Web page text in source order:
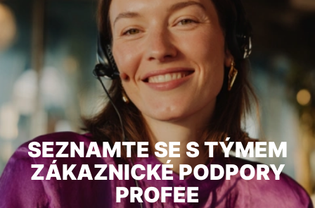
SEZNAMTE SE S TÝMEM
ZÁKAZNICKÉ PODPORY
PROFEE